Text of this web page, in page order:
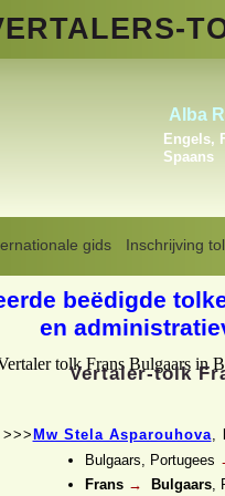
Vertaler tolk in
gids Inschrijving
beëdigde
en
Vertaler-tolk
>>> Mw Stela Asparouhova,
Bulgaars, Portugees
Frans → Bulgaars,